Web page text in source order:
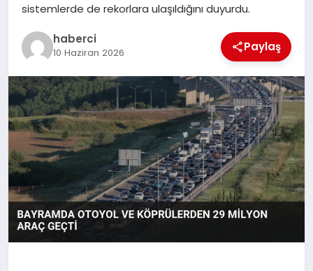
sistemlerde de rekorlara ulaşıldığını duyurdu.
haberci
10 Haziran 2026 Paylaş